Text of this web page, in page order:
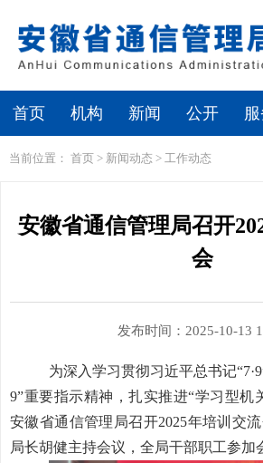
首页 机构 新闻 公开
当前位置： 首页 > 新闻动态 > 工作动态
安徽省通信管理局召开
会
发布时间：2025-10-13
为深入学习贯彻习近平总书记
9”重要指示精神，扎实推进“学习型机
安徽省通信管理局召开2025年培训交
局长胡健主持会议，全局干部职工参加